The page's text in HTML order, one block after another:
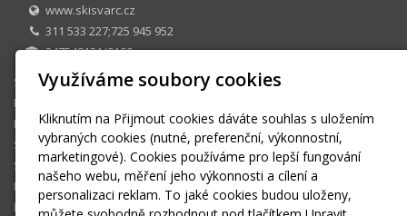
www.skisvarc.cz
311 533 227;725 945 952
247548131/0100
SKI CENTRUM Petr Švarc
E-shop
Půjčovna
Sezonní půjčovné
Skiservis
Kontakt
Kontaktní formulář
Využíváme soubory cookies
Kliknutím na Přijmout cookies dáváte souhlas s uložením
vybraných cookies (nutné, preferenční, výkonnostní,
marketingové). Cookies používáme pro lepší fungování
našeho webu, měření jeho výkonnosti a cílení a
personalizaci reklam. To jaké cookies budou uloženy,